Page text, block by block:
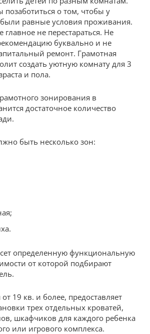
о том, чтобы у
равные условия проживания.
главное не перестараться. Не
буквально и не
ремонт. Грамотная
создать уютную комнату для 3
и пола.
зонирования в
достаточное количество
быть несколько зон:
определенную функциональную
от которой подбирают
19 кв. и более, предоставляет
трех отдельных кроватей,
шкафчиков для каждого ребенка
или игрового комплекса.